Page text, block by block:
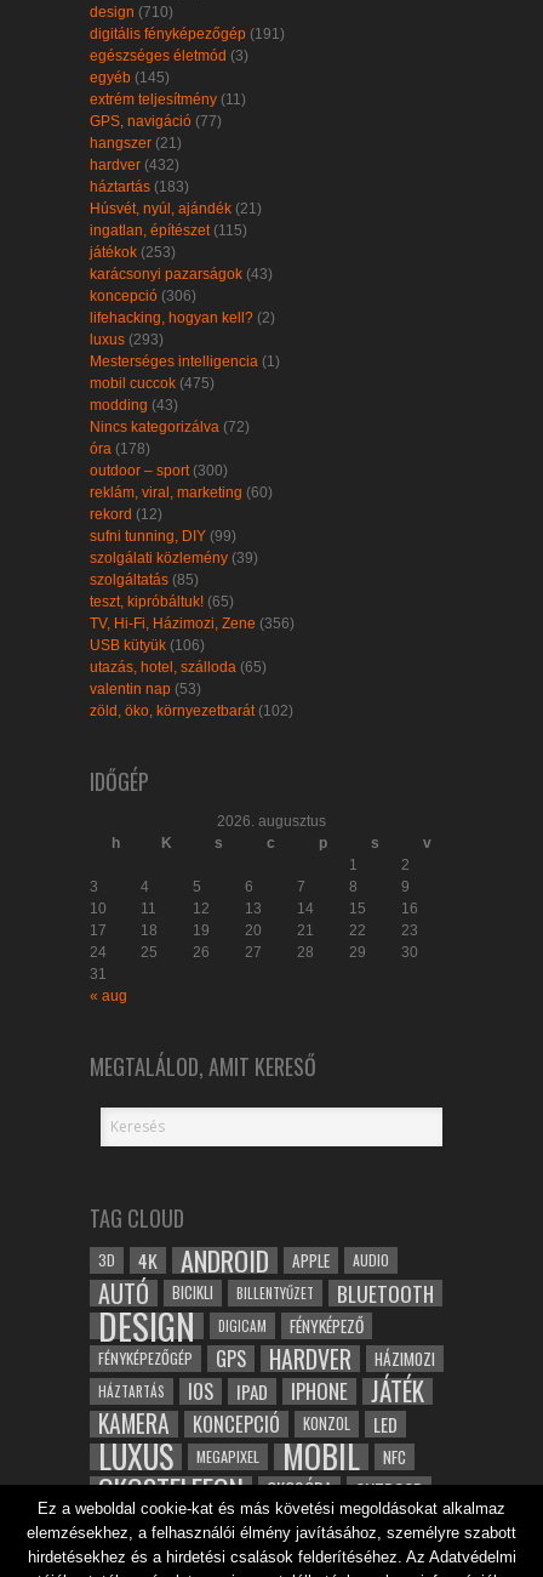
design (710)
digitális fényképezőgép (191)
egészséges életmód (3)
egyéb (145)
extrém teljesítmény (11)
GPS, navigáció (77)
hangszer (21)
hardver (432)
háztartás (183)
Húsvét, nyúl, ajándék (21)
ingatlan, építészet (115)
játékok (253)
karácsonyi pazarságok (43)
koncepció (306)
lifehacking, hogyan kell? (2)
luxus (293)
Mesterséges intelligencia (1)
mobil cuccok (475)
modding (43)
Nincs kategorizálva (72)
óra (178)
outdoor – sport (300)
reklám, viral, marketing (60)
rekord (12)
sufni tunning, DIY (99)
szolgálati közlemény (39)
szolgáltatás (85)
teszt, kipróbáltuk! (65)
TV, Hi-Fi, Házimozi, Zene (356)
USB kütyük (106)
utazás, hotel, szálloda (65)
valentin nap (53)
zöld, öko, környezetbarát (102)
IDŐGÉP
2026. augusztus
h
K s c p s
v
1
2
3
4 5 6 7 8
9
10
11 12 13 14 15
16
17
18 19 20 21 22
23
24
25 26 27 28 29
30
31
« aug
MEGTALÁLOD, AMIT KERESŐ
TAG CLOUD
3D 4K ANDROID APPLE AUDIO
AUTÓ BICIKLI BILLENTYŰZET BLUETOOTH
DESIGN DIGICAM FÉNYKÉPEZŐ
FÉNYKÉPEZŐGÉP GPS HARDVER HÁZIMOZI
HÁZTARTÁS IOS IPAD IPHONE JÁTÉK
KAMERA KONCEPCIÓ KONZOL LED
LUXUS MEGAPIXEL MOBIL NFC
OKOSTELEFON OKOSÓRA OUTDOOR
ROBOT SAMSUNG SPORT TABLET
TESZT VIDEÓ VÍZÁLLÓ WIFI ZENE ZÖLD
Ez a weboldal cookie-kat és más követési megoldásokat alkalmaz
elemzésekhez, a felhasználói élmény javításához, személyre szabott
hirdetésekhez és a hirdetési csalások felderítéséhez. Az Adatvédelmi